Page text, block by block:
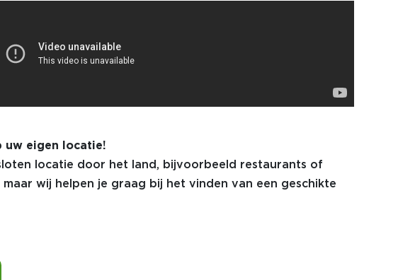
uw eigen locatie!
locatie door het land, bijvoorbeeld restaurants of
wij helpen je graag bij het vinden van een geschikte